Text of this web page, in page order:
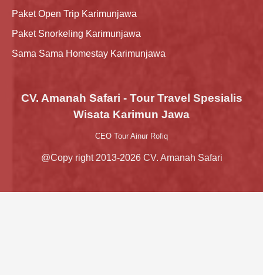
Paket Open Trip Karimunjawa
Paket Snorkeling Karimunjawa
Sama Sama Homestay Karimunjawa
CV. Amanah Safari - Tour Travel Spesialis
Wisata Karimun Jawa
CEO Tour Ainur Rofiq
@Copy right 2013-2026 CV. Amanah Safari